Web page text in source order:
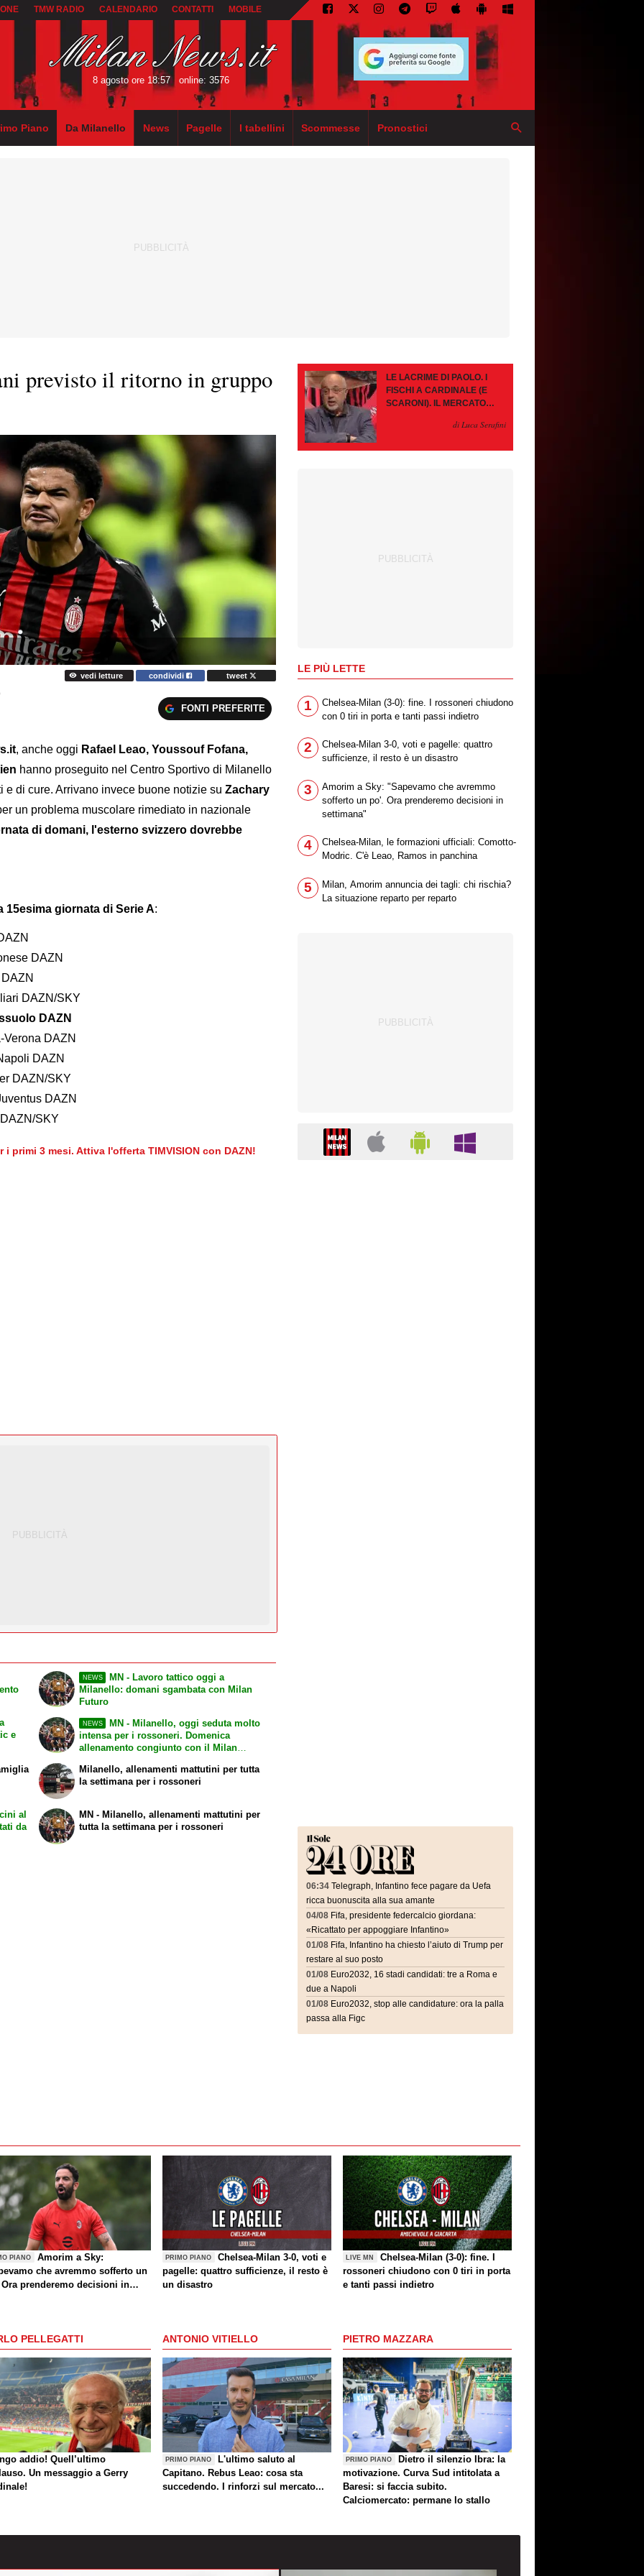
TMW RADIO CALENDARIO CONTATTI MOBILE
8 agosto ore 18:57 online: 3576
Piano Da Milanello News Pagelle I tabellini Scommesse Pronostici
previsto il ritorno in gruppo
vedi letture condividi tweet
FONTI PREFERITE
, anche oggi Rafael Leao, Youssouf Fofana,
hanno proseguito nel Centro Sportivo di Milanello
di cure. Arrivano invece buone notizie su Zachary
un problema muscolare rimediato in nazionale
di domani, l'esterno svizzero dovrebbe
15esima giornata di Serie A:
DAZN
DAZN/SKY
DAZN
DAZN
DAZN
DAZN/SKY
DAZN
SKY
i primi 3 mesi. Attiva l'offerta TIMVISION con DAZN!
e
NEWS
MN - Lavoro tattico oggi a
Milanello: domani sgambata con Milan
Futuro
NEWS
MN - Milanello, oggi seduta molto
intensa per i rossoneri. Domenica
allenamento congiunto con il Milan
al
da
Milanello, allenamenti mattutini per tutta
la settimana per i rossoneri
MN - Milanello, allenamenti mattutini per
tutta la settimana per i rossoneri
LE LACRIME DI PAOLO. I
FISCHI A CARDINALE (E
SCARONI). IL MERCATO
PAZIENZA, SE RESTA È
di Luca Serafini
LE PIÙ LETTE
1
Chelsea-Milan (3-0): fine. I rossoneri chiudono
con 0 tiri in porta e tanti passi indietro
2
Chelsea-Milan 3-0, voti e pagelle: quattro
sufficienze, il resto è un disastro
3
Amorim a Sky: "Sapevamo che avremmo
sofferto un po'. Ora prenderemo decisioni in
settimana"
4
Chelsea-Milan, le formazioni ufficiali: Comotto-
Modric. C'è Leao, Ramos in panchina
5
Milan, Amorim annuncia dei tagli: chi rischia?
La situazione reparto per reparto
06:34 Telegraph, Infantino fece pagare da Uefa
ricca buonuscita alla sua amante
04/08 Fifa, presidente federcalcio giordana:
«Ricattato per appoggiare Infantino»
01/08 Fifa, Infantino ha chiesto l’aiuto di Trump per
restare al suo posto
01/08 Euro2032, 16 stadi candidati: tre a Roma e
due a Napoli
01/08 Euro2032, stop alle candidature: ora la palla
passa alla Figc
PIANO
Amorim a Sky:
che avremmo sofferto un
prenderemo decisioni in
PRIMO PIANO
Chelsea-Milan 3-0, voti e
pagelle: quattro sufficienze, il resto è
un disastro
LIVE MN
Chelsea-Milan (3-0): fine. I
rossoneri chiudono con 0 tiri in porta
e tanti passi indietro
PELLEGATTI
addio! Quell’ultimo
Un messaggio a Gerry
ANTONIO VITIELLO
PRIMO PIANO
L'ultimo saluto al
Capitano. Rebus Leao: cosa sta
succedendo. I rinforzi sul mercato...
PIETRO MAZZARA
PRIMO PIANO
Dietro il silenzio Ibra: la
motivazione. Curva Sud intitolata a
Baresi: si faccia subito.
Calciomercato: permane lo stallo